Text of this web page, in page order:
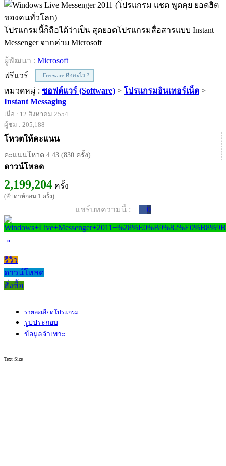
โปรแกรมนี้ก็ถือได้ว่าเป็น สุดยอดโปรแกรมสื่อสารแบบ Instant
Messenger จากค่าย Microsoft
ผู้พัฒนา : Microsoft
ฟรีแวร์
Freeware คืออะไร ?
หมวดหมู่ : ซอฟต์แวร์ (Software) > โปรแกรมอินเทอร์เน็ต >
Instant Messaging
เมื่อ : 12 สิงหาคม 2554
ผู้ชม : 205,188
โหวตให้คะแนน
คะแนนโหวต 4.43 (830 ครั้ง)
ดาวน์โหลด
2,199,204 ครั้ง
(สัปดาห์ก่อน 1 ครั้ง)
แชร์บทความนี้ : 0
»
รีวิว
ดาวน์โหลด
สั่งซื้อ
รายละเอียดโปรแกรม
รูปประกอบ
ข้อมูลจำเพาะ
Text Size